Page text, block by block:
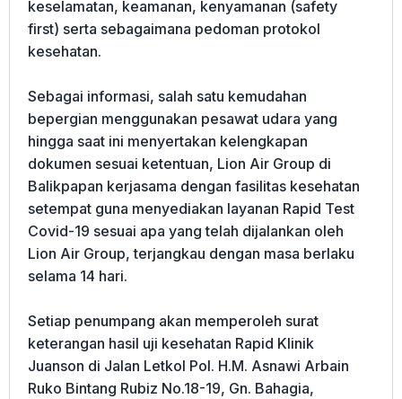
keselamatan, keamanan, kenyamanan (safety
first) serta sebagaimana pedoman protokol
kesehatan.
Sebagai informasi, salah satu kemudahan
bepergian menggunakan pesawat udara yang
hingga saat ini menyertakan kelengkapan
dokumen sesuai ketentuan, Lion Air Group di
Balikpapan kerjasama dengan fasilitas kesehatan
setempat guna menyediakan layanan Rapid Test
Covid-19 sesuai apa yang telah dijalankan oleh
Lion Air Group, terjangkau dengan masa berlaku
selama 14 hari.
Setiap penumpang akan memperoleh surat
keterangan hasil uji kesehatan Rapid Klinik
Juanson di Jalan Letkol Pol. H.M. Asnawi Arbain
Ruko Bintang Rubiz No.18-19, Gn. Bahagia,